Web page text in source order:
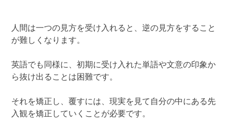
人間は一つの見方を受け入れると、逆の見方をすること
が難しくなります。
英語でも同様に、初期に受け入れた単語や文意の印象か
ら抜け出ることは困難です。
それを矯正し、覆すには、現実を見て自分の中にある先
入観を矯正していくことが必要です。